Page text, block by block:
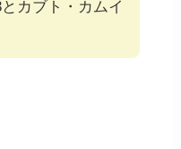
カブト・カムイ